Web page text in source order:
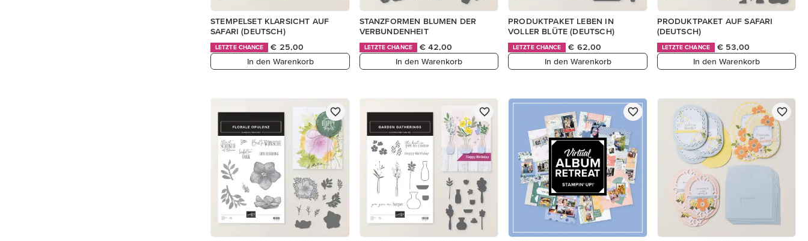
STEMPELSET KLARSICHT AUF
SAFARI (DEUTSCH)
LETZTE CHANCE
€ 25,00
In den Warenkorb
STANZFORMEN BLUMEN DER
VERBUNDENHEIT
LETZTE CHANCE
€ 42,00
In den Warenkorb
PRODUKTPAKET LEBEN IN
VOLLER BLÜTE (DEUTSCH)
LETZTE CHANCE
€ 62,00
In den Warenkorb
PRODUKTPAKET AUF SAFARI
(DEUTSCH)
LETZTE CHANCE
€ 53,00
In den Warenkorb